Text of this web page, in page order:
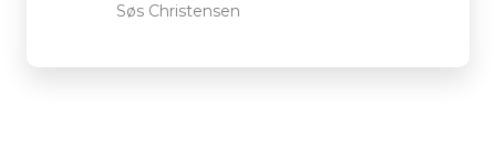
Søs Christensen​